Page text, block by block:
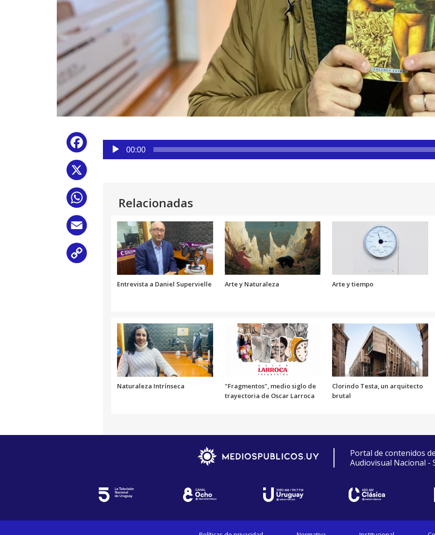
Facebook
WhatsApp
Reproductor
audio
00:00
Relacionadas
Entrevista a Daniel Supervielle Arte y Naturaleza Arte y tiempo
Naturaleza Intrínseca
"Fragmentos", medio siglo de
trayectoria de Oscar Larroca
Clorindo Testa, un arquitecto
brutal
Portal de contenidos
Audiovisual Nacional -